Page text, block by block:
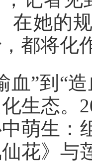
在她的
都将化
”到“造
生态。
萌生：
花》与